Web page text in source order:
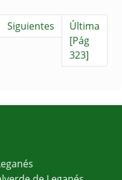
Siguientes
Última
[Pág
323]